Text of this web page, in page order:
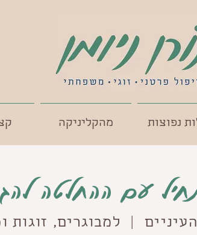
נפוצות מהקליניקה
| למבוגרים, זוגות
עם ההחלטה